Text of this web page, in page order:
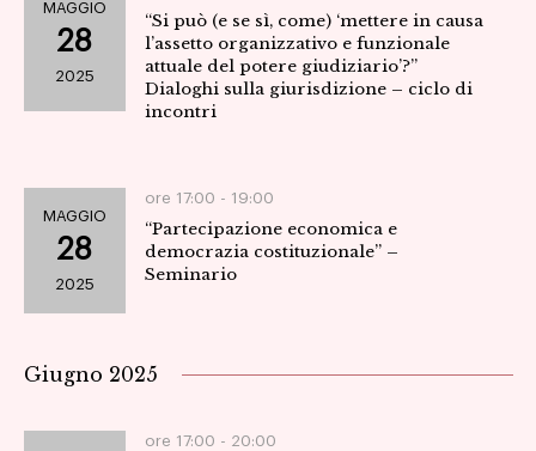
MAGGIO
28
2025
“Si può (e se sì, come) ‘mettere in causa
l’assetto organizzativo e funzionale
attuale del potere giudiziario’?”
Dialoghi sulla giurisdizione – ciclo di
incontri
MAGGIO
28
2025
ore 17:00 - 19:00
“Partecipazione economica e
democrazia costituzionale” –
Seminario
Giugno 2025
ore 17:00 - 20:00